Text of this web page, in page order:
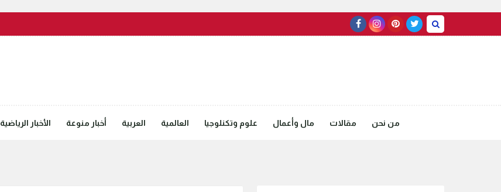
الأخبار الرياضية أخبار منوعة العربية العالمية علوم وتكنلوجيا مال وأعمال مقالات من نحن